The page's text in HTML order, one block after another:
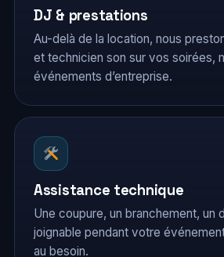
DJ & prestations
Au-delà de la location, nous
et technicien son sur vos soirées,
événements d’entreprise.
Assistance technique
Une coupure, un branchement, un
joignable pendant votre
au besoin.